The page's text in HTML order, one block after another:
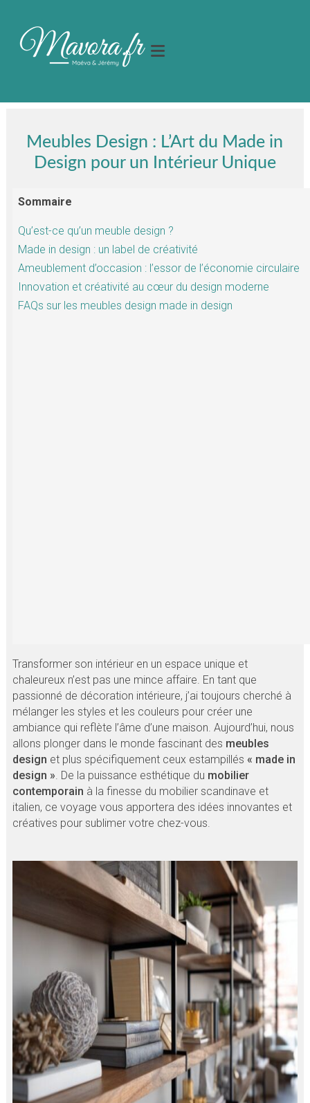
Meubles Design : L’Art du Made in
Design pour un Intérieur Unique
Sommaire
Qu’est-ce qu’un meuble design ?
Made in design : un label de créativité
Ameublement d’occasion : l’essor de l’économie circulaire
Innovation et créativité au cœur du design moderne
FAQs sur les meubles design made in design
Transformer son intérieur en un espace unique et
chaleureux n’est pas une mince affaire. En tant que
passionné de décoration intérieure, j’ai toujours cherché à
mélanger les styles et les couleurs pour créer une
ambiance qui reflète l’âme d’une maison. Aujourd’hui, nous
allons plonger dans le monde fascinant des meubles
design et plus spécifiquement ceux estampillés « made in
design ». De la puissance esthétique du mobilier
contemporain à la finesse du mobilier scandinave et
italien, ce voyage vous apportera des idées innovantes et
créatives pour sublimer votre chez-vous.